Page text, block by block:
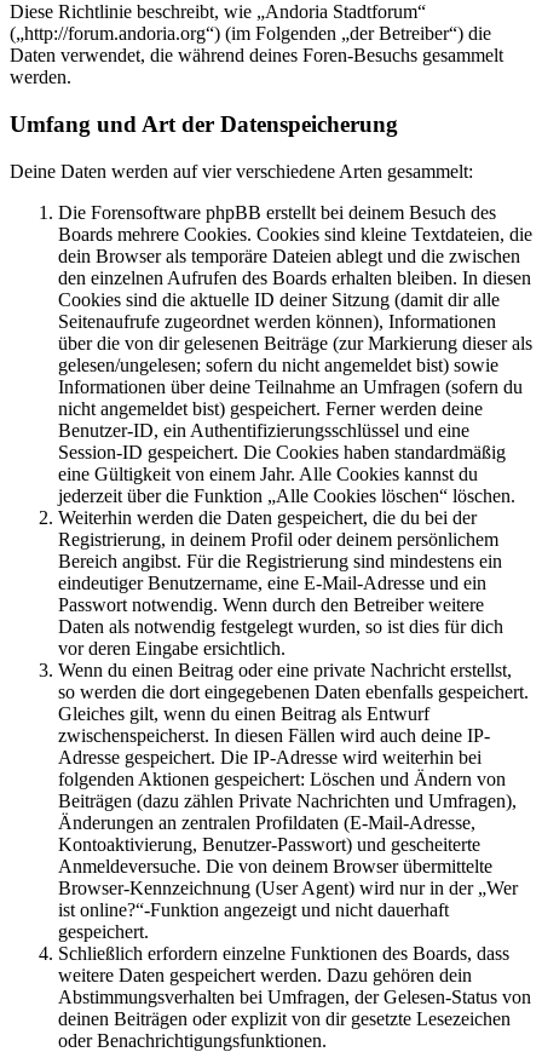
Diese Richtlinie beschreibt, wie „Andoria Stadtforum“
(„http://forum.andoria.org“) (im Folgenden „der Betreiber“) die
Daten verwendet, die während deines Foren-Besuchs gesammelt
werden.
Umfang und Art der Datenspeicherung
Deine Daten werden auf vier verschiedene Arten gesammelt:
Die Forensoftware phpBB erstellt bei deinem Besuch des
Boards mehrere Cookies. Cookies sind kleine Textdateien, die
dein Browser als temporäre Dateien ablegt und die zwischen
den einzelnen Aufrufen des Boards erhalten bleiben. In diesen
Cookies sind die aktuelle ID deiner Sitzung (damit dir alle
Seitenaufrufe zugeordnet werden können), Informationen
über die von dir gelesenen Beiträge (zur Markierung dieser als
gelesen/ungelesen; sofern du nicht angemeldet bist) sowie
Informationen über deine Teilnahme an Umfragen (sofern du
nicht angemeldet bist) gespeichert. Ferner werden deine
Benutzer-ID, ein Authentifizierungsschlüssel und eine
Session-ID gespeichert. Die Cookies haben standardmäßig
eine Gültigkeit von einem Jahr. Alle Cookies kannst du
jederzeit über die Funktion „Alle Cookies löschen“ löschen.
Weiterhin werden die Daten gespeichert, die du bei der
Registrierung, in deinem Profil oder deinem persönlichem
Bereich angibst. Für die Registrierung sind mindestens ein
eindeutiger Benutzername, eine E-Mail-Adresse und ein
Passwort notwendig. Wenn durch den Betreiber weitere
Daten als notwendig festgelegt wurden, so ist dies für dich
vor deren Eingabe ersichtlich.
Wenn du einen Beitrag oder eine private Nachricht erstellst,
so werden die dort eingegebenen Daten ebenfalls gespeichert.
Gleiches gilt, wenn du einen Beitrag als Entwurf
zwischenspeicherst. In diesen Fällen wird auch deine IP-
Adresse gespeichert. Die IP-Adresse wird weiterhin bei
folgenden Aktionen gespeichert: Löschen und Ändern von
Beiträgen (dazu zählen Private Nachrichten und Umfragen),
Änderungen an zentralen Profildaten (E-Mail-Adresse,
Kontoaktivierung, Benutzer-Passwort) und gescheiterte
Anmeldeversuche. Die von deinem Browser übermittelte
Browser-Kennzeichnung (User Agent) wird nur in der „Wer
ist online?“-Funktion angezeigt und nicht dauerhaft
gespeichert.
Schließlich erfordern einzelne Funktionen des Boards, dass
weitere Daten gespeichert werden. Dazu gehören dein
Abstimmungsverhalten bei Umfragen, der Gelesen-Status von
deinen Beiträgen oder explizit von dir gesetzte Lesezeichen
oder Benachrichtigungsfunktionen.